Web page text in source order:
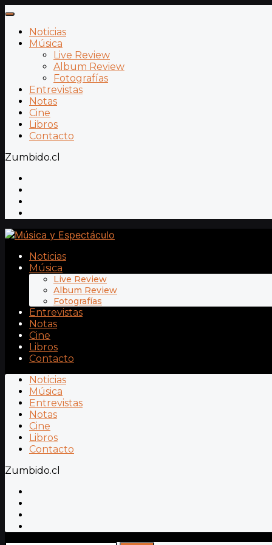
Noticias
Música
Live Review
Album Review
Fotografías
Entrevistas
Notas
Cine
Libros
Contacto
Zumbido.cl
Noticias
Música
Live Review
Album Review
Fotografías
Entrevistas
Notas
Cine
Libros
Contacto
Noticias
Música
Entrevistas
Notas
Cine
Libros
Contacto
Zumbido.cl